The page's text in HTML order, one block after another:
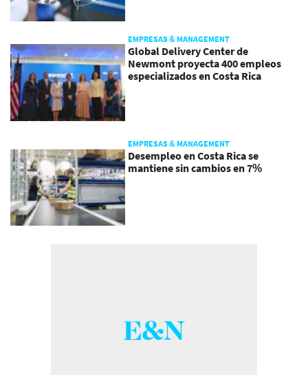
EMPRESAS & MANAGEMENT
Global Delivery Center de
Newmont proyecta 400 empleos
especializados en Costa Rica
EMPRESAS & MANAGEMENT
Desempleo en Costa Rica se
mantiene sin cambios en 7%